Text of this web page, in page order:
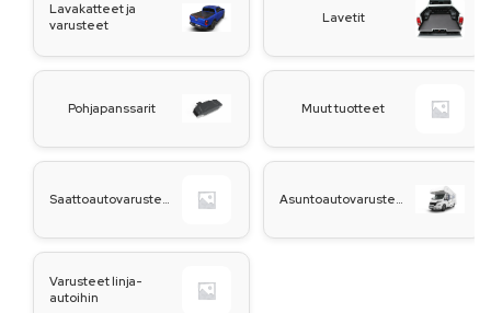
Lavakatteet ja
varusteet
Lavetit
Pohjapanssarit Muut tuotteet
Varusteet linja-
autoihin